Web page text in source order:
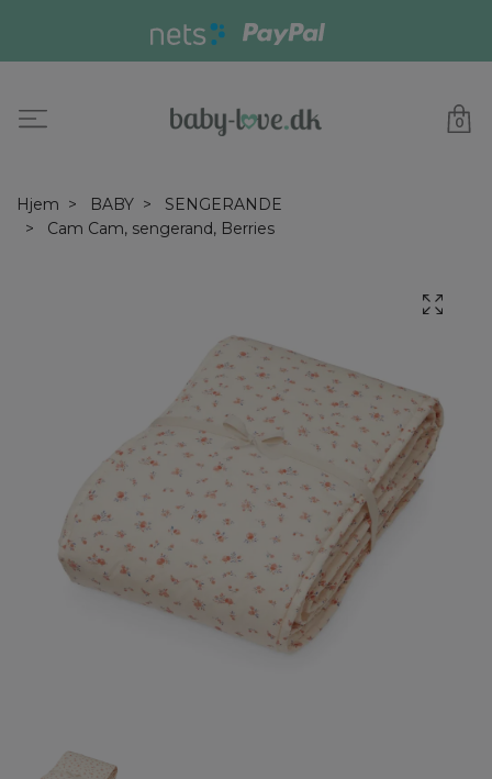
0
Hjem BABY
SENGERANDE
Cam Cam, sengerand, Berries